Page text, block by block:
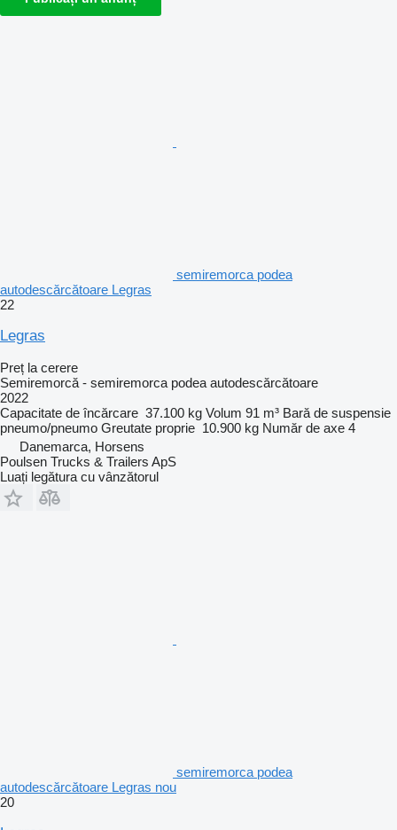
semiremorca podea
autodescărcătoare Legras
22
Legras
Preț la cerere
Semiremorcă - semiremorca podea autodescărcătoare
2022
Capacitate de încărcare 37.100 kg Volum 91 m³ Bară de suspensie
pneumo/pneumo Greutate proprie 10.900 kg Număr de axe 4
Danemarca, Horsens
Poulsen Trucks & Trailers ApS
Luați legătura cu vânzătorul
semiremorca podea
autodescărcătoare Legras nou
20